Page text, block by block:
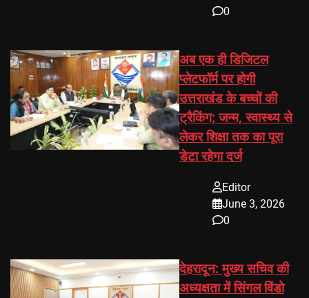
0
अब एक ही डिजिटल
प्लेटफॉर्म पर होगी
उत्तराखंड के बच्चों की
ट्रैकिंग; जन्म, स्वास्थ्य से
लेकर शिक्षा तक का पूरा
डेटा रहेगा दर्ज
Editor
June 3, 2026
0
देहरादून: मुख्य सचिव की
अध्यक्षता में सिंगल विंडो